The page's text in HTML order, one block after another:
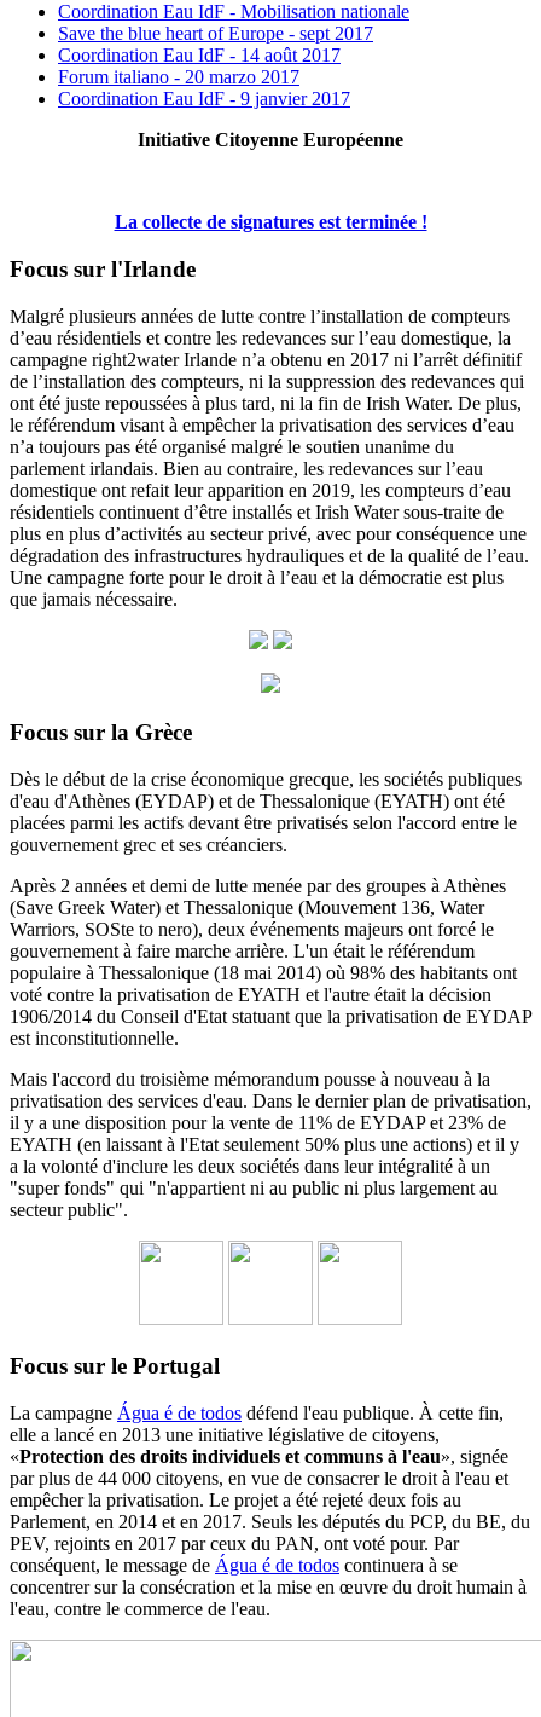
Coordination Eau IdF - Mobilisation nationale
Save the blue heart of Europe - sept 2017
Coordination Eau IdF - 14 août 2017
Forum italiano - 20 marzo 2017
Coordination Eau IdF - 9 janvier 2017
Initiative Citoyenne Européenne
La collecte de signatures est terminée !
Focus sur l'Irlande
Malgré plusieurs années de lutte contre l’installation de compteurs
d’eau résidentiels et contre les redevances sur l’eau domestique, la
campagne right2water Irlande n’a obtenu en 2017 ni l’arrêt définitif
de l’installation des compteurs, ni la suppression des redevances qui
ont été juste repoussées à plus tard, ni la fin de Irish Water. De plus,
le référendum visant à empêcher la privatisation des services d’eau
n’a toujours pas été organisé malgré le soutien unanime du
parlement irlandais. Bien au contraire, les redevances sur l’eau
domestique ont refait leur apparition en 2019, les compteurs d’eau
résidentiels continuent d’être installés et Irish Water sous-traite de
plus en plus d’activités au secteur privé, avec pour conséquence une
dégradation des infrastructures hydrauliques et de la qualité de l’eau.
Une campagne forte pour le droit à l’eau et la démocratie est plus
que jamais nécessaire.
Focus sur la Grèce
Dès le début de la crise économique grecque, les sociétés publiques
d'eau d'Athènes (EYDAP) et de Thessalonique (EYATH) ont été
placées parmi les actifs devant être privatisés selon l'accord entre le
gouvernement grec et ses créanciers.
Après 2 années et demi de lutte menée par des groupes à Athènes
(Save Greek Water) et Thessalonique (Mouvement 136, Water
Warriors, SOSte to nero), deux événements majeurs ont forcé le
gouvernement à faire marche arrière. L'un était le référendum
populaire à Thessalonique (18 mai 2014) où 98% des habitants ont
voté contre la privatisation de EYATH et l'autre était la décision
1906/2014 du Conseil d'Etat statuant que la privatisation de EYDAP
est inconstitutionnelle.
Mais l'accord du troisième mémorandum pousse à nouveau à la
privatisation des services d'eau. Dans le dernier plan de privatisation,
il y a une disposition pour la vente de 11% de EYDAP et 23% de
EYATH (en laissant à l'Etat seulement 50% plus une actions) et il y
a la volonté d'inclure les deux sociétés dans leur intégralité à un
"super fonds" qui "n'appartient ni au public ni plus largement au
secteur public".
Focus sur le Portugal
La campagne Água é de todos défend l'eau publique. À cette fin,
elle a lancé en 2013 une initiative législative de citoyens,
«Protection des droits individuels et communs à l'eau», signée
par plus de 44 000 citoyens, en vue de consacrer le droit à l'eau et
empêcher la privatisation. Le projet a été rejeté deux fois au
Parlement, en 2014 et en 2017. Seuls les députés du PCP, du BE, du
PEV, rejoints en 2017 par ceux du PAN, ont voté pour. Par
conséquent, le message de Água é de todos continuera à se
concentrer sur la consécration et la mise en œuvre du droit humain à
l'eau, contre le commerce de l'eau.